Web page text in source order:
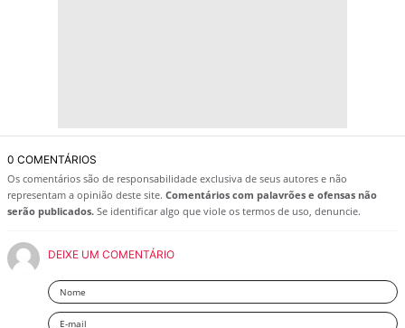
0 COMENTÁRIOS
Os comentários são de responsabilidade exclusiva de seus autores e não
representam a opinião deste site. Comentários com palavrões e ofensas não
serão publicados. Se identificar algo que viole os termos de uso, denuncie.
DEIXE UM COMENTÁRIO
Nome
Email